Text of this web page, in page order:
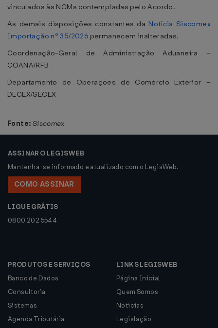
vinculados às NCMs contempladas pelo Acordo.
As demais disposições constantes da Notícia Siscomex
Importação nº 35/2026 permanecem inalteradas.
Coordenação-Geral de Administração Aduaneira –
COANA/RFB
Departamento de Operações de Comércio Exterior –
DECEX/SECEX
Fonte: Siscomex
ASSINAR O LEGISWEB
Mantenha-se informado e atualizado com o LegisWeb.
COMO ASSINAR
LIGUE GRÁTIS
0800 202 5544
PRODUTOS E SERVIÇOS
Banco de Dados
Consultoria
Sistemas
Agenda Tributária
LINKS LEGISWEB
Página Inicial
Quem Somos
Notícias
Legislação